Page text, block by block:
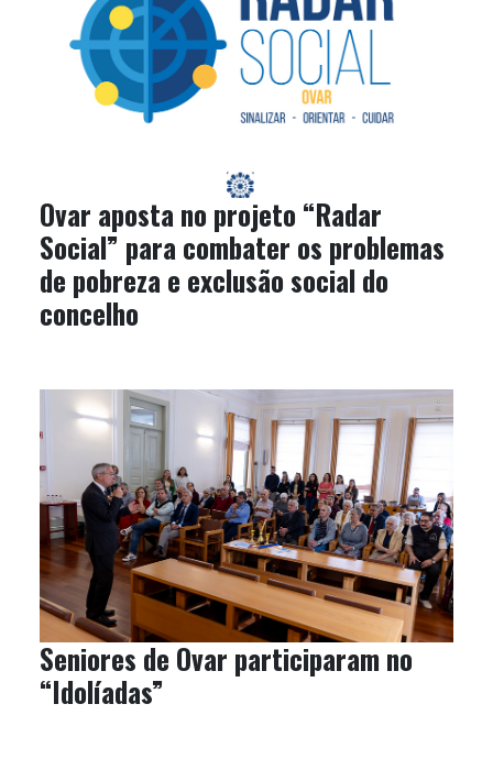
Ovar aposta no projeto “Radar
Social” para combater os problemas
de pobreza e exclusão social do
concelho
Seniores de Ovar participaram no
“Idolíadas”